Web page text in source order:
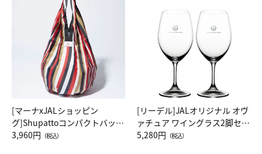
[マーナxJALショッピン
グ]Shupattoコンパクトバッグ
Drop JAL客室乗務員（LC）ス
3,960円 （税込）
[リーデル]JALオリジナル オヴ
ァチュア ワイングラス2脚セッ
ト（レッドワイン）
5,280円 （税込）